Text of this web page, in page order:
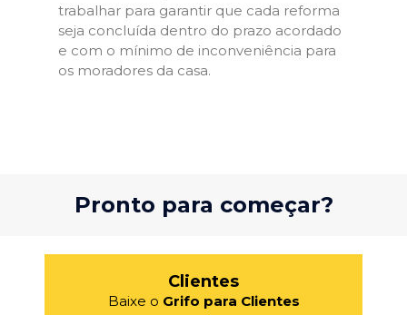
trabalhar para garantir que cada reforma
seja concluída dentro do prazo acordado
e com o mínimo de inconveniência para
os moradores da casa.
Pronto para começar?
Clientes
Baixe o Grifo para Clientes